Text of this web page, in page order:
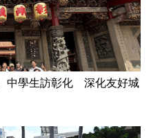
中學生訪彰化 深化友好城